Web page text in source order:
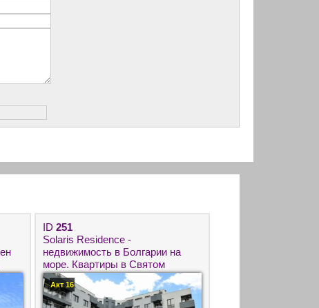
ID 251
Solaris Residence -
недвижимость в Болгарии на
море. Квартиры в Святом
Власе с видом на море. Купить
квартиру в Болгарии с Роял
Хомс.
Акт 16